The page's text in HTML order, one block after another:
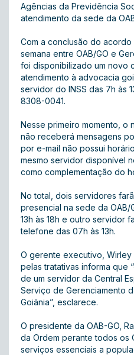
Agências da Previdência
atendimento da sede da
Com a conclusão do
semana entre OAB/GO e
foi disponibilizado um novo
atendimento à advocacia
servidor do INSS das 7h às
8308-0041.
Nesse primeiro momento, o
não receberá mensagens
por e-mail não possui
mesmo servidor disponível
como complementação do
No total, dois servidores
presencial na sede da
13h às 18h e outro servidor
telefone das 07h às 13h.
O gerente executivo, Wirley
pelas tratativas informa que
de um servidor da Central
Serviço de Gerenciamento
Goiânia”, esclarece.
O presidente da OAB-GO,
da Ordem perante todos os
serviços essenciais a